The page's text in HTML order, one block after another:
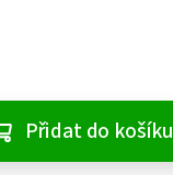
Přidat do košíku